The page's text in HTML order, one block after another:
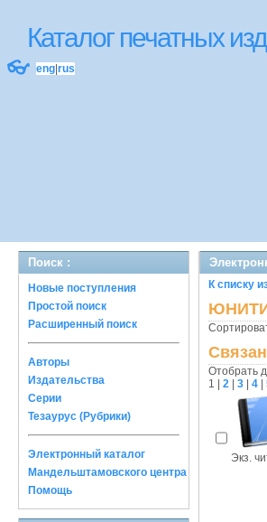
Каталог печатных
👓 eng rus
Поиск :
Новые поступления
Простой поиск
Расширенный поиск
Авторы
Издательства
Серии
Тезаурус (Рубрики)
Электронный каталог
Мандельштамовского центра
Помощь
К списку
Отобрать
1
2 3 4
Экз.